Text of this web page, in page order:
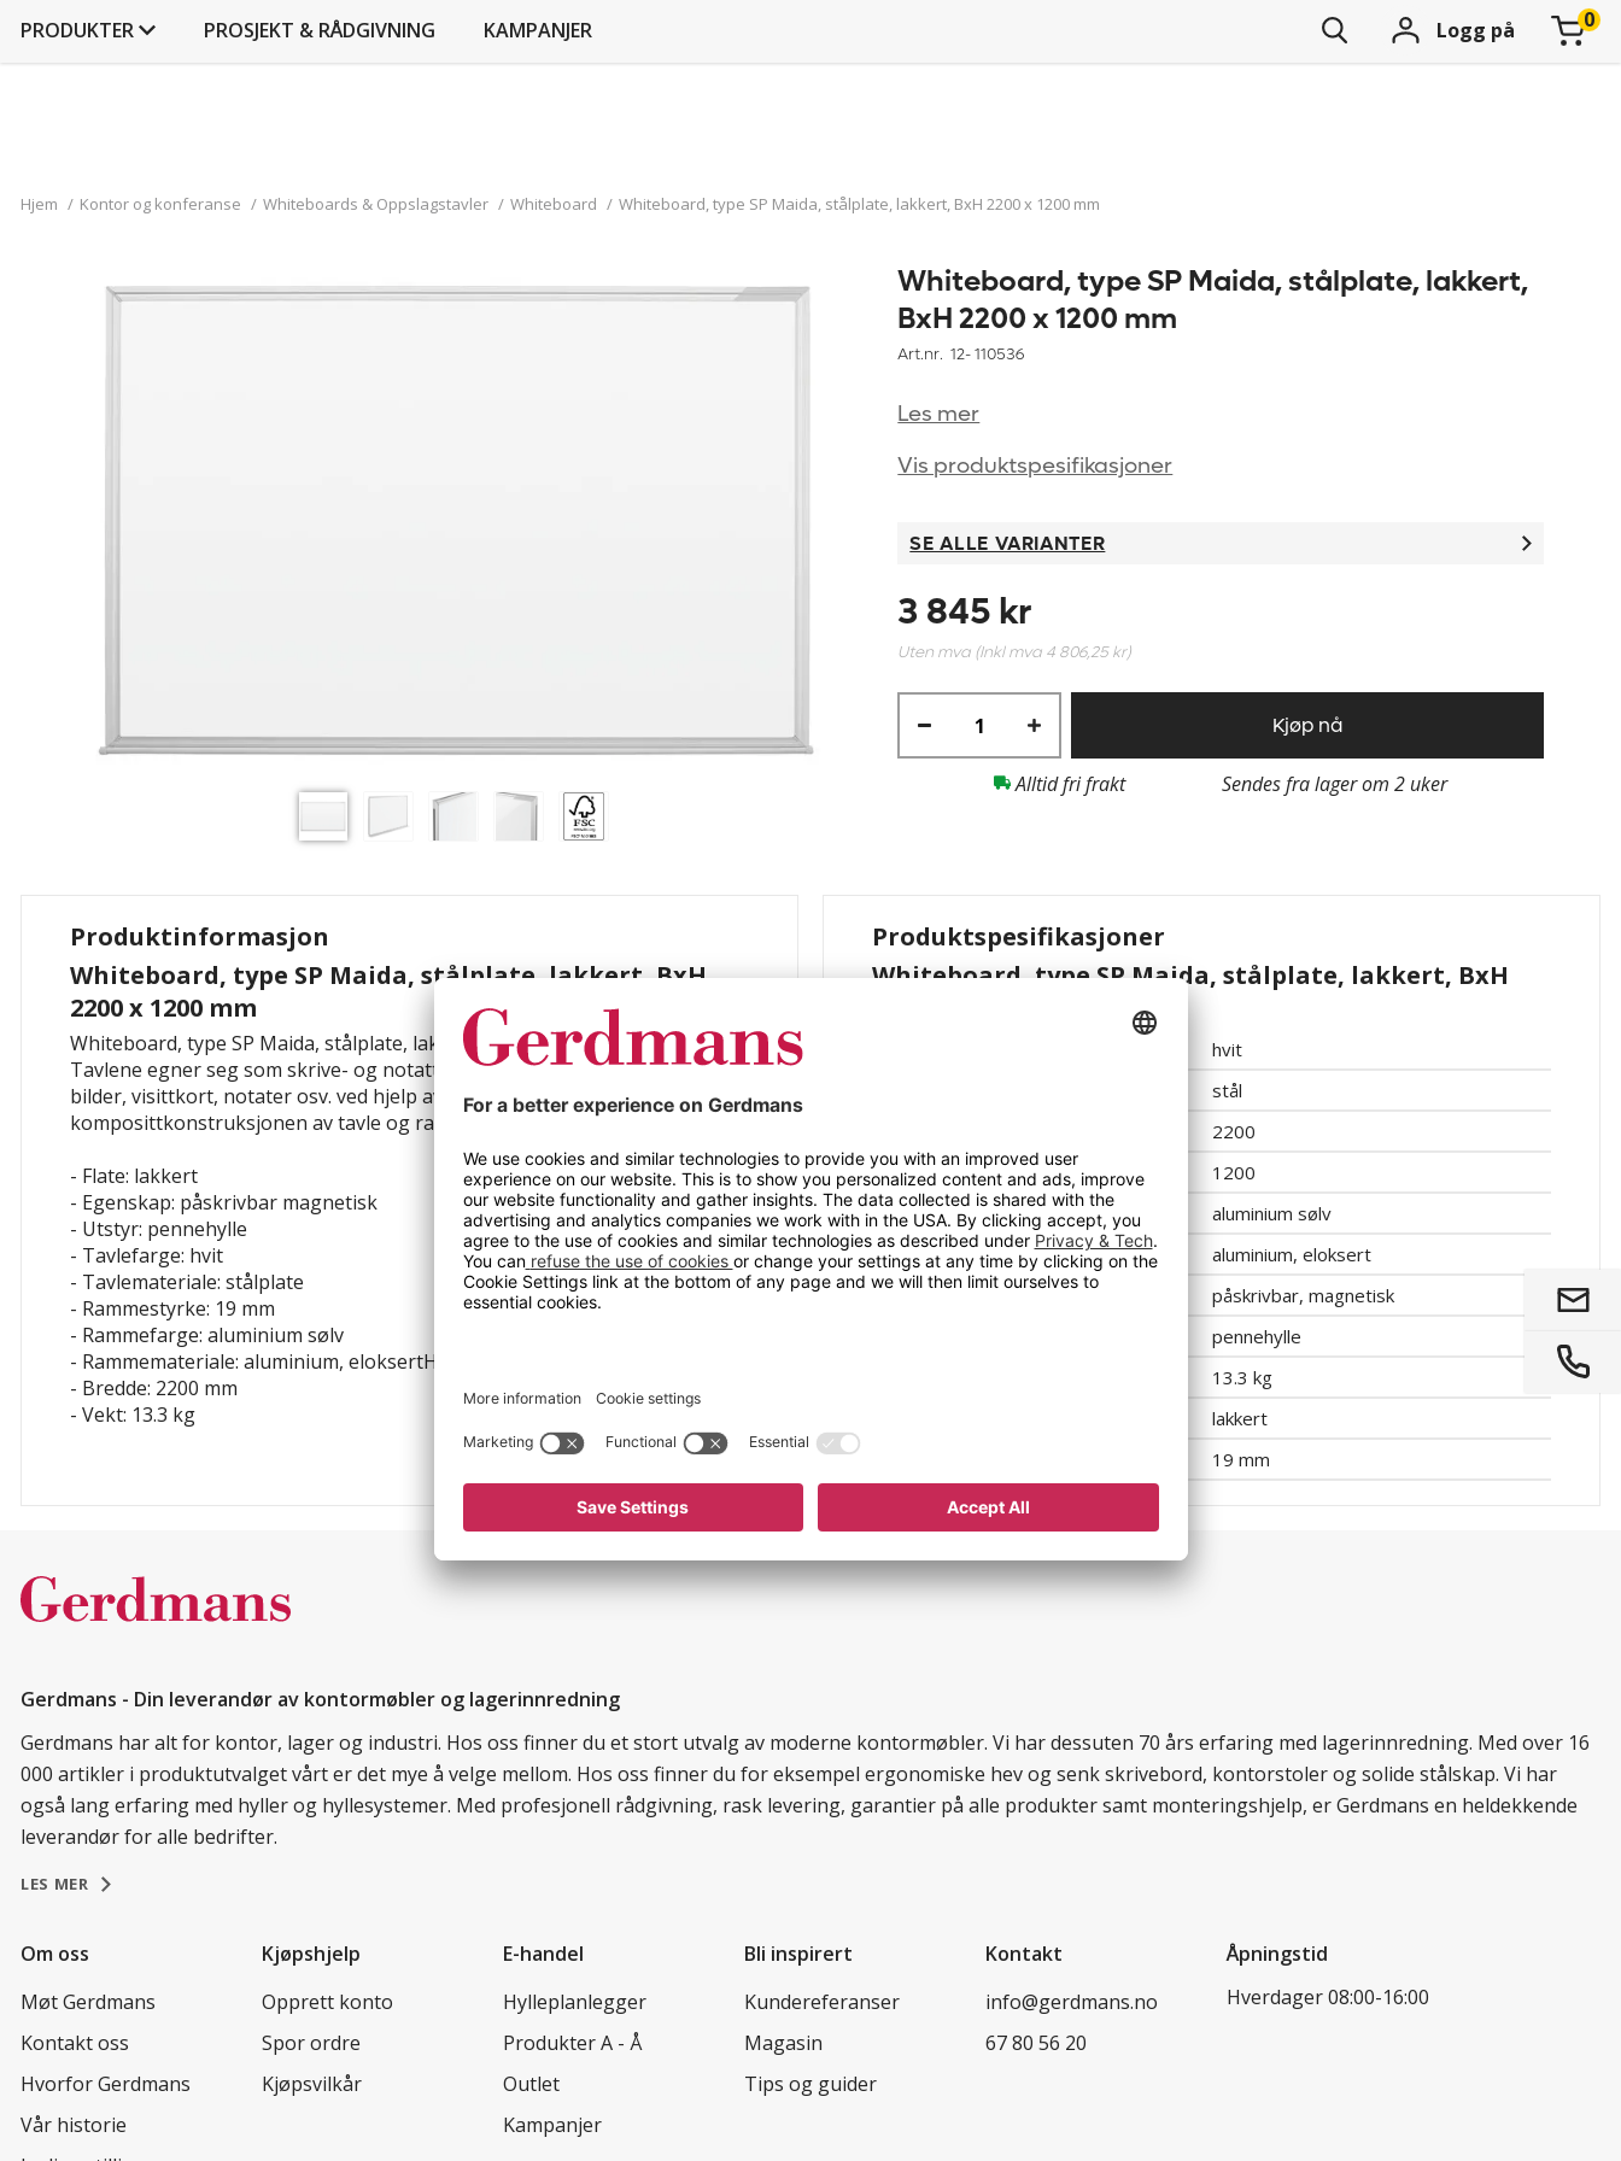
PRODUKTER PROSJEKT & RÅDGIVNING KAMPANJER Logg på
Hjem / Kontor og konferanse / Whiteboards & Oppslagstavler / Whiteboard / Whiteboard, type SP Maida, stålplate, lakkert, BxH 2200 x 1200 mm
Whiteboard, type SP Maida, stålplate, lakkert,
BxH 2200 x 1200 mm
Art.nr. 12-110536
Les mer
Vis produktspesifikasjoner
SE ALLE VARIANTER
3 845 kr
Uten mva (Inkl mva 4 806,25 kr)
Kjøp nå
Alltid fri frakt Sendes fra lager om 2 uker
Produktinformasjon
Whiteboard, type SP Maida, stålplate, lakkert, BxH
2200 x 1200 mm
Whiteboard, type SP Maida, stålplate, lakkert, BxH 2200 x 1200 mm.
Tavlene egner seg som skrive- og notattavler. For å skrive på og feste
bilder, visittkort, notater osv. ved hjelp av magneter. Den skruemonterte
komposittkonstruksjonen av tavle og ramme sikrer høy stabilitet.
- Flate: lakkert
- Egenskap: påskrivbar magnetisk
- Utstyr: pennehylle
- Tavlefarge: hvit
- Tavlemateriale: stålplate
- Rammestyrke: 19 mm
- Rammefarge: aluminium sølv
- Rammemateriale: aluminium, eloksertHøyde: 1200 mm
- Bredde: 2200 mm
- Vekt: 13.3 kg
Produktspesifikasjoner
Whiteboard, type SP Maida, stålplate, lakkert, BxH
hvit
stål
2200
Høyde (mm)
1200
Rammefarge
aluminium sølv
Rammemateriale
aluminium, eloksert
Utførelse
påskrivbar, magnetisk
pennehylle
13.3 kg
lakkert
19 mm
Gerdmans - Din leverandør av kontormøbler og lagerinnredning
Gerdmans har alt for kontor, lager og industri. Hos oss finner du et stort utvalg av moderne kontormøbler. Vi har dessuten 70 års erfaring med lagerinnredning. Med over 16
000 artikler i produktutvalget vårt er det mye å velge mellom. Hos oss finner du for eksempel ergonomiske hev og senk skrivebord, kontorstoler og solide stålskap. Vi har
også lang erfaring med hyller og hyllesystemer. Med profesjonell rådgivning, rask levering, garantier på alle produkter samt monteringshjelp, er Gerdmans en heldekkende
leverandør for alle bedrifter.
LES MER
Om oss
Møt Gerdmans
Kontakt oss
Hvorfor Gerdmans
Vår historie
Kjøpshjelp
Opprett konto
Spor ordre
Kjøpsvilkår
E-handel
Hylleplanlegger
Produkter A - Å
Outlet
Kampanjer
Bli inspirert
Kundereferanser
Magasin
Tips og guider
Kontakt
info@gerdmans.no
67 80 56 20
Åpningstid
Hverdager 08:00-16:00